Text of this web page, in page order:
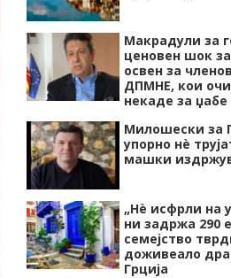
Макрадули за
ценовен шок
освен за
ДПМНЕ, кои
некаде за џабе
Милошески за
упорно нѐ
машки
„Нѐ исфрли на
ни задржа 290
семејство
доживеало
Грција